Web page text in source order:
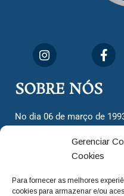
Gerenciar
Cookies
Para fornecer as melhores
cookies para armazenar e/ou
SOBRE NÓS
No dia 06 de março de
cidadãos valinhenses, já
dois jornais. Há mais de
com o foco de trazer as